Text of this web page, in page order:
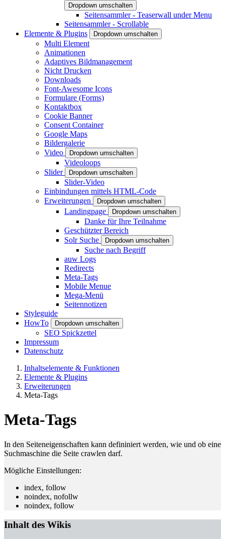
Dropdown umschalten
Seitensammler - Teaserwall under Menu
Seitensammler - Scrollable
Elemente & Plugins
Dropdown umschalten
Multi Element
Animationen
Adaptives Bildmanagement
Nicht Drucken
Downloads
Font-Awesome Icons
Formulare (Forms)
Kontaktbox
Cookie Banner
Consent Container
Google Maps
Bildergalerie
Video
Dropdown umschalten
Videoloops
Slider
Dropdown umschalten
Slider-Video
Einbindungen mittels HTML-Code
Erweiterungen
Dropdown umschalten
Landingpage Dropdown umschalten
Danke für Ihre Teilnahme
Geschützter Bereich
Solr Suche
Dropdown umschalten
Suche nach Begriff
auw Logs
Redirects
Meta-Tags
Mobile Menue
Mega-Menü
Seitennotizen
Styleguide
HowTo
Dropdown umschalten
SEO Spickzettel
Impressum
Datenschutz
Inhaltselemente & Funktionen
Elemente & Plugins
Erweiterungen
Meta-Tags
Meta-Tags
In den Seiteneigenschaften kann defininiert werden, wie und ob eine
Suchmaschine die Seite crawlen darf.
Mögliche Einstellungen:
index, follow
noindex, nofollw
noindex, follow
Inhalt des Wikis